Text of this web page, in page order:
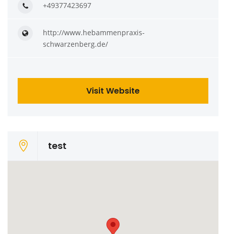
+49377423697
http://www.hebammenpraxis-
schwarzenberg.de/
Visit Website
test